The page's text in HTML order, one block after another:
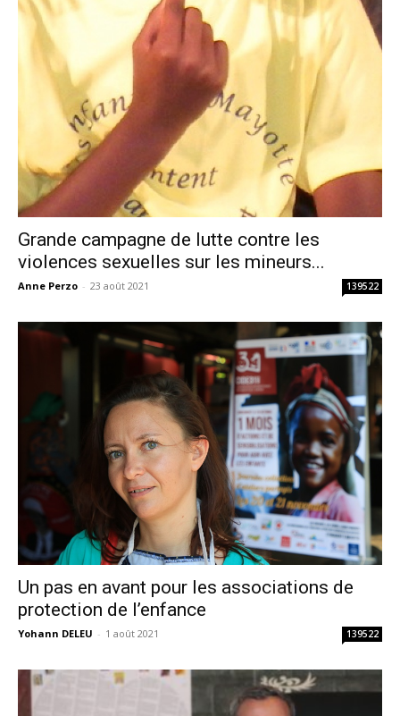
Grande campagne de lutte contre les
violences sexuelles sur les mineurs...
Anne Perzo - 23 août 2021 139522
Un pas en avant pour les associations de
protection de l’enfance
Yohann DELEU - 1 août 2021 139522